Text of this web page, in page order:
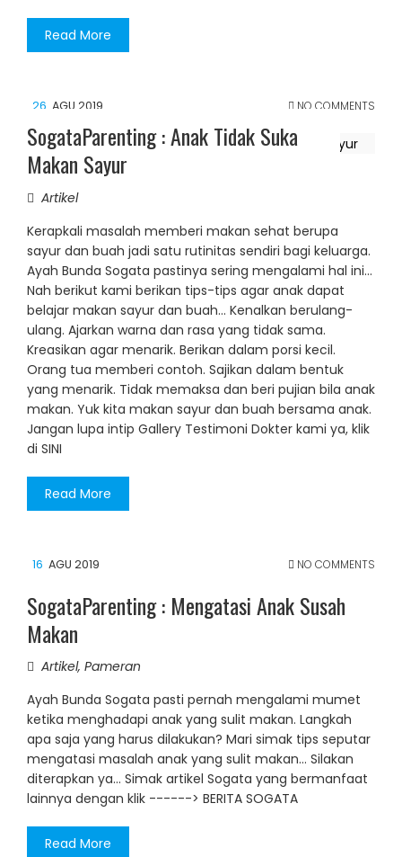
Read More
26 AGU 2019 NO COMMENTS
SogataParenting : Anak Tidak Suka
Makan Sayur
Artikel
Kerapkali masalah memberi makan sehat berupa
sayur dan buah jadi satu rutinitas sendiri bagi keluarga.
Ayah Bunda Sogata pastinya sering mengalami hal ini...
Nah berikut kami berikan tips-tips agar anak dapat
belajar makan sayur dan buah... Kenalkan berulang-
ulang. Ajarkan warna dan rasa yang tidak sama.
Kreasikan agar menarik. Berikan dalam porsi kecil.
Orang tua memberi contoh. Sajikan dalam bentuk
yang menarik. Tidak memaksa dan beri pujian bila anak
makan. Yuk kita makan sayur dan buah bersama anak.
Jangan lupa intip Gallery Testimoni Dokter kami ya, klik
di SINI
Read More
16 AGU 2019 NO COMMENTS
SogataParenting : Mengatasi Anak Susah
Makan
Artikel, Pameran
Ayah Bunda Sogata pasti pernah mengalami mumet
ketika menghadapi anak yang sulit makan. Langkah
apa saja yang harus dilakukan? Mari simak tips seputar
mengatasi masalah anak yang sulit makan... Silakan
diterapkan ya... Simak artikel Sogata yang bermanfaat
lainnya dengan klik ------> BERITA SOGATA
Read More